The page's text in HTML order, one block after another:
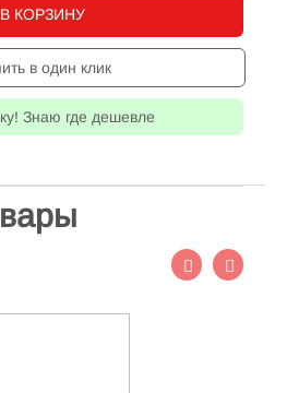
В КОРЗИНУ
в один клик
Знаю где дешевле